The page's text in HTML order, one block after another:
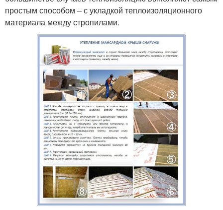
простым способом – с укладкой теплоизоляционного
материала между стропилами.